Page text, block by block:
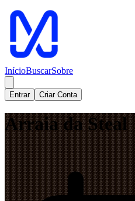
InícioBuscarSobre
Entrar Criar Conta
Arraia da Steal